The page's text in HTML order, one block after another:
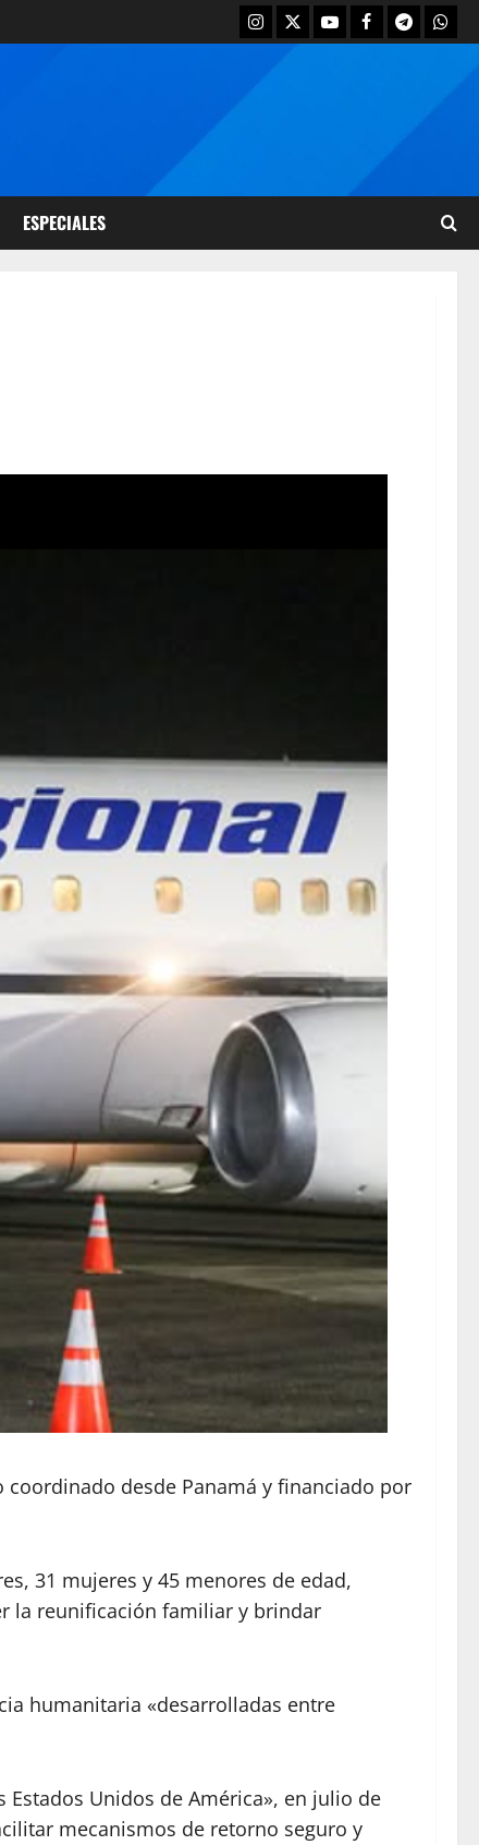
ESPECIALES
desde Panamá y financiado por
31 mujeres y 45 menores de edad,
la reunificación familiar y brindar
humanitaria «desarrolladas entre
Unidos de América», en julio de
mecanismos de retorno seguro y